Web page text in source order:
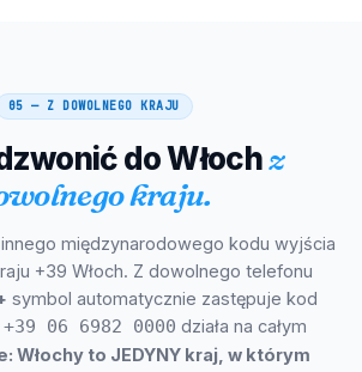
+39-099
+39-030 CET/CEST
+39-0574
+39-0965 CET/CEST
+39-059 CET/CEST
CET/CEST
05 — Z DOWOLNEGO KRAJU
do Włochz
kraju.
międzynarodowego kodu wyjścia
+39 Włoch. Z dowolnego telefonu
symbol automatycznie zastępuje kod
+39 06 6982 0000 działa na całym
Włochy to JEDYNY kraj, w którym